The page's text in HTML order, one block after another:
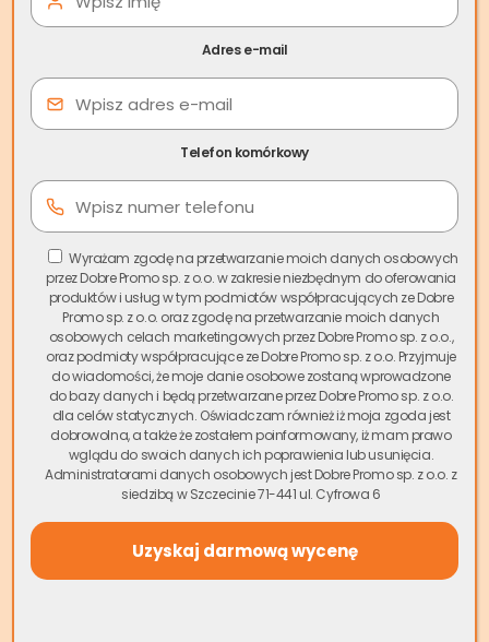
pięknych lasów Puszczy Knyszyńskiej. Mieszkańcy Czarnej
Białostockiej cenią sobie kameralny klimat, ale czasem
potrzebują szybko i sprawnie sprzedać swoją
nieruchomość. Właśnie dla nich powstał profesjonalny
skup nieruchomości Czarna Białostocka, który
umożliwia błyskawiczną transakcję bez zbędnych
formalności.
Spis treści
Rynek nieruchomości w Czarnej Białostockiej
charakteryzuje się pewną specyfiką – tradycyjna sprzedaż
może trwać miesiącami, a czasem nawet latami.Skup
mieszkań Czarna Białostockajest odpowiedzią na
rosnące zapotrzebowanie mieszkańców, którzy
potrzebują szybko sfinalizować transakcję i otrzymać
gotówkę. Firma Skup.io, jako lider i pionier na polskim rynku,
oferuje kompleksowe rozwiązania dla właścicieli
nieruchomości w całej Polsce, w tym również w Czarnej
Białostockiej.
Dzięki naszemu doświadczeniu i wypracowanym
Adres e-mail
Telefon komórkowy
Wyrażam zgodę na przetwarzanie moich danych osobowych
przez Dobre Promo sp. z o.o. w zakresie niezbędnym do oferowania
produktów i usług w tym podmiotów współpracujących ze Dobre
Promo sp. z o.o. oraz zgodę na przetwarzanie moich danych
osobowych celach marketingowych przez Dobre Promo sp. z o.o.,
oraz podmioty współpracujące ze Dobre Promo sp. z o.o. Przyjmuje
do wiadomości, że moje danie osobowe zostaną wprowadzone
do bazy danych i będą przetwarzane przez Dobre Promo sp. z o.o.
dla celów statycznych. Oświadczam również iż moja zgoda jest
dobrowolna, a także że zostałem poinformowany, iż mam prawo
wglądu do swoich danych ich poprawienia lub usunięcia.
Administratorami danych osobowych jest Dobre Promo sp. z o.o. z
siedzibą w Szczecinie 71-441 ul. Cyfrowa 6